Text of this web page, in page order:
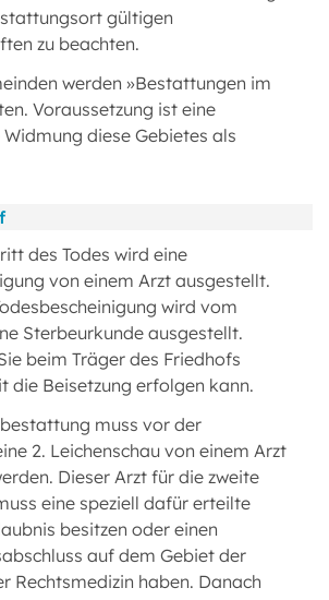
gültigen
zu beachten.
werden »Bestattungen im
Voraussetzung ist eine
diese Gebietes als
des Todes wird eine
von einem Arzt ausgestellt.
wird vom
Sterbeurkunde ausgestellt.
beim Träger des Friedhofs
die Beisetzung erfolgen kann.
muss vor der
2. Leichenschau von einem Arzt
Dieser Arzt für die zweite
eine speziell dafür erteilte
besitzen oder einen
auf dem Gebiet der
Rechtsmedizin haben. Danach